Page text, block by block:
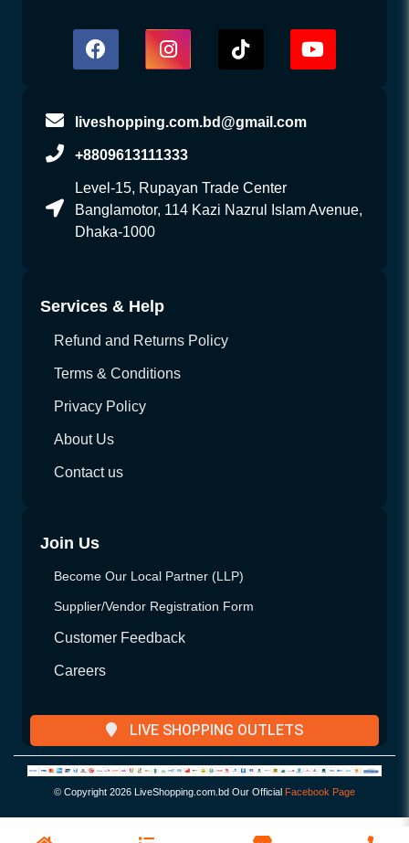
liveshopping.com.bd@gmail.com
+8809613111333
Level-15, Rupayan Trade Center
Banglamotor, 114 Kazi Nazrul Islam Avenue,
Dhaka-1000
Services & Help
Refund and Returns Policy
Terms & Conditions
Privacy Policy
About Us
Contact us
Join Us
Become Our Local Partner (LLP)
Supplier/Vendor Registration Form
Customer Feedback
Careers
LIVE SHOPPING OUTLETS
© Copyright 2026 LiveShopping.com.bd Our Official Facebook Page